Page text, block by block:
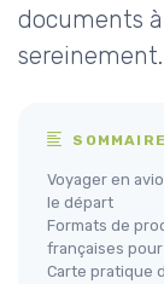
documents
sereinement.
SOMMAIRE
Voyager en
le départ
Formats de
françaises pour
Carte pratique